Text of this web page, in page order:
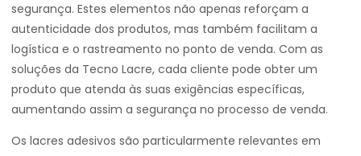
segurança. Estes elementos não apenas reforçam a
autenticidade dos produtos, mas também facilitam a
logística e o rastreamento no ponto de venda. Com as
soluções da Tecno Lacre, cada cliente pode obter um
produto que atenda às suas exigências específicas,
aumentando assim a segurança no processo de venda.
Os lacres adesivos são particularmente relevantes em